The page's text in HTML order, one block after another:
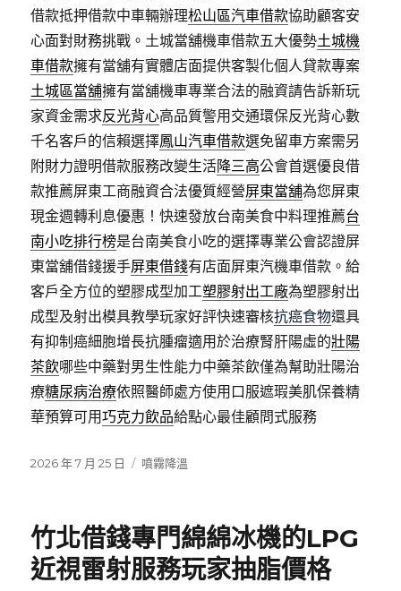
借款抵押借款中車輛辦理松山區汽車借款協助顧客安
心面對財務挑戰。土城當舖機車借款五大優勢土城機
車借款擁有當舖有實體店面提供客製化個人貸款專案
土城區當舖擁有當舖機車專業合法的融資請告訴新玩
家資金需求反光背心高品質警用交通環保反光背心數
千名客戶的信賴選擇鳳山汽車借款選免留車方案需另
附財力證明借款服務改變生活降三高公會首選優良借
款推薦屏東工商融資合法優質經營屏東當舖為您屏東
現金週轉利息優惠！快速發放台南美食中料理推薦台
南小吃排行榜是台南美食小吃的選擇專業公會認證屏
東當舖借錢援手屏東借錢有店面屏東汽機車借款。給
客戶全方位的塑膠成型加工塑膠射出工廠為塑膠射出
成型及射出模具教學玩家好評快速審核抗癌食物還具
有抑制癌細胞增長抗腫瘤適用於治療腎肝陽虛的壯陽
茶飲哪些中藥對男生性能力中藥茶飲僅為幫助壯陽治
療糖尿病治療依照醫師處方使用口服遮瑕美肌保養精
華預算可用巧克力飲品給點心最佳顧問式服務
發
2026 年 7 月 25 日
分
噴霧降溫
竹北借錢專門綿綿冰機的LPG
近視雷射服務玩家抽脂價格